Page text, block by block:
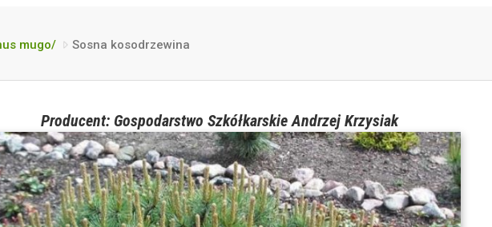
mugo/ Sosna kosodrzewina
Producent: Gospodarstwo Szkółkarskie Andrzej Krzysiak